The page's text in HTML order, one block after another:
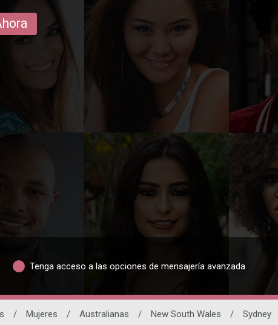
Tenga acceso a las opciones de mensajería avanzada
/ Mujeres / Australianas / New South Wales / Sydney